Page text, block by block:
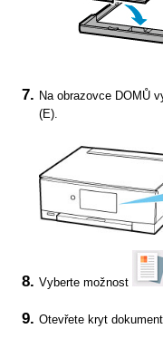
Na obrazovce DOMŮ
(E).
Vyberte možnost
Otevřete kryt